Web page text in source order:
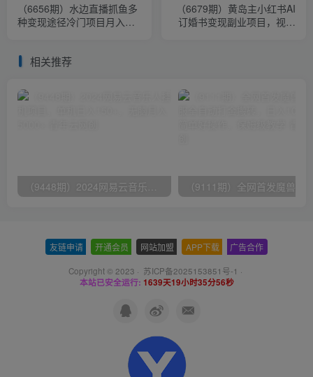
（6656期）水边直播抓鱼多
种变现途径冷门项目月入
（6679期）黄岛主小红书AI
订婚书变现副业项目，视频
相关推荐
友链申请 开通会员 网站加盟 APP下载 广告合作
Copyright © 2023 · 苏ICP备2025153851号-1 ·
本站已安全运行: 1639天19小时35分56秒